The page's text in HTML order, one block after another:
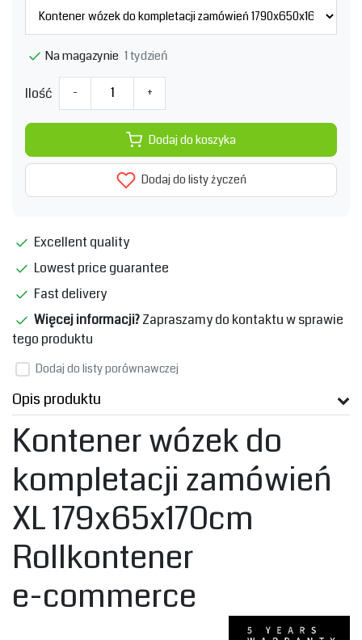
Na magazynie 1 tydzień
Ilość - +
Dodaj do koszyka
Dodaj do listy życzeń
Excellent quality
Lowest price guarantee
Fast delivery
Więcej informacji?Zapraszamy do kontaktu w sprawie
tego produktu
Dodaj do listy porównawczej
Opis produktu
Kontener wózek do
kompletacji zamówień
XL 179x65x170cm
Rollkontener
e-commerce